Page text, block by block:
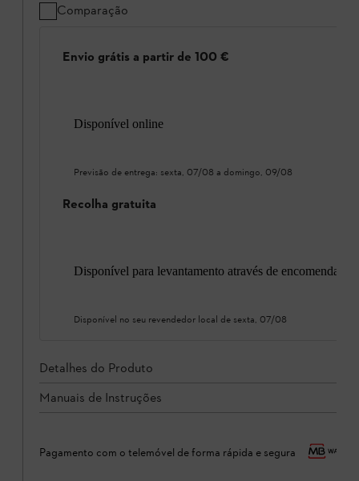
Comparação
Envio grátis a partir de 100 €
Disponível online
Previsão de entrega: sexta, 07/08 a domingo, 09/08
Recolha gratuita
Disponível para levantamento através de encomenda
Disponível no seu revendedor local de sexta, 07/08
Detalhes do Produto
Manuais de Instruções
Pagamento com o telemóvel de forma rápida e segura